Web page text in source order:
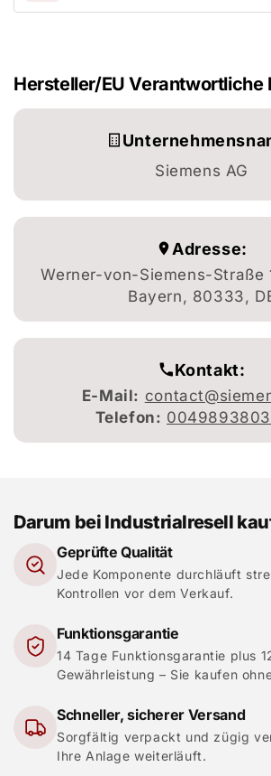
Hersteller/EU Verantwortliche
Siemens AG
Adresse:
Werner-von-Siemens-Straße
Bayern, 80333,
Kontakt:
E-Mail:
Telefon:
Darum bei Industrialresell
Geprüfte Qualität
Jede Komponente durchläuft
Kontrollen vor dem Verkauf.
Funktionsgarantie
14 Tage Funktionsgarantie plus
Gewährleistung – Sie kaufen
Schneller, sicherer Versand
Sorgfältig verpackt und zügig
Ihre Anlage weiterläuft.